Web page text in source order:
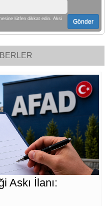
lütfen dikkat edin. Aksi
Gönder
Askı İlanı: